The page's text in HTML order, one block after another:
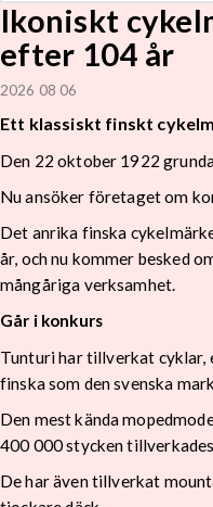
Ikoniskt
efter 104 år
2026 08 06
Ett klassiskt finskt
Den 22 oktober 1922
Nu ansöker företaget om
Det anrika finska
år, och nu kommer besked
mångåriga verksamhet.
Går i konkurs
Tunturi har tillverkat cyklar,
finska som den svenska
Den mest kända
400 000 stycken
De har även tillverkat